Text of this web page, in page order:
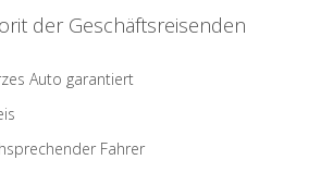
der Geschäftsreisenden
Auto garantiert
Fahrer